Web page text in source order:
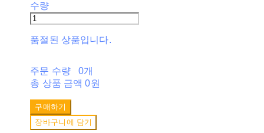
수량
품절된 상품입니다.
주문 수량
0개
총 상품 금액 0원
구매하기
장바구니에 담기